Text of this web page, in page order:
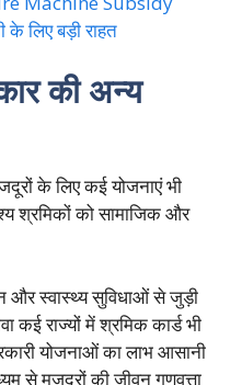
लिए बड़ी राहत
की अन्य
के लिए कई योजनाएं भी
श्रमिकों को सामाजिक और
और स्वास्थ्य सुविधाओं से जुड़ी
कई राज्यों में श्रमिक कार्ड भी
योजनाओं का लाभ आसानी
से मजदूरों की जीवन गुणवत्ता